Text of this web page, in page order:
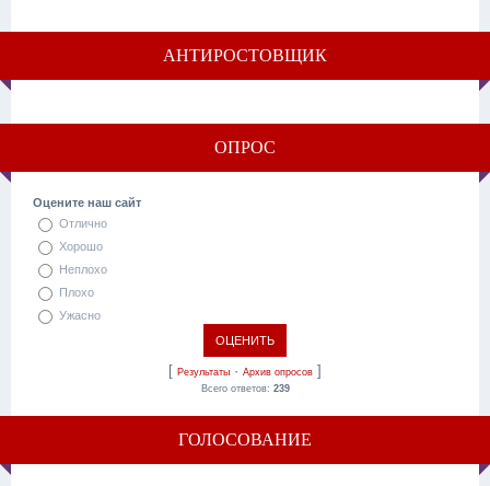
АНТИРОСТОВЩИК
ОПРОС
Оцените наш сайт
Отлично
Хорошо
Неплохо
Плохо
Ужасно
[ Результаты · Архив опросов ]
Всего ответов: 239
ГОЛОСОВАНИЕ